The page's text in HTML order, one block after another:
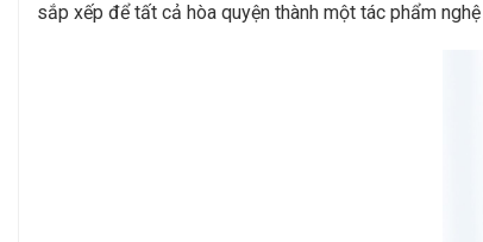
sắp xếp để tất cả hòa quyện thành một tác phẩm